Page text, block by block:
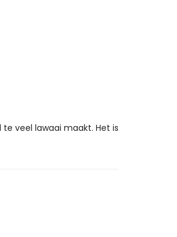
veel lawaai maakt. Het is